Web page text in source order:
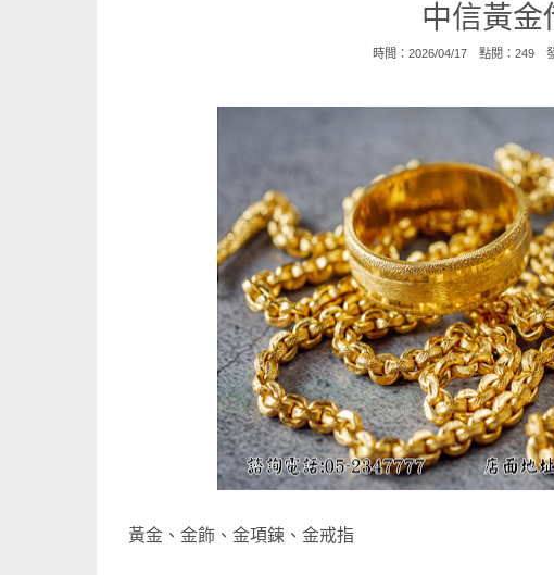
中信黃金
時間：2026/04/17 點閱：249
黃金、金飾、金項鍊、金戒指